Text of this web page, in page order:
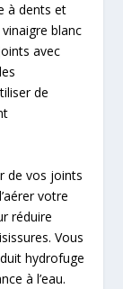
à dents et
blanc
avec
de
de vos joints
votre
réduire
Vous
hydrofuge
à l’eau.